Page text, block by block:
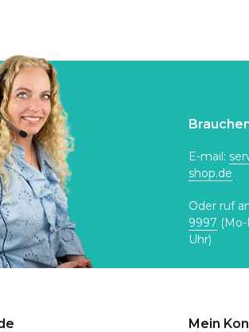
E-mail:
shop.de
Oder ruf
9997
Uhr)
Mein